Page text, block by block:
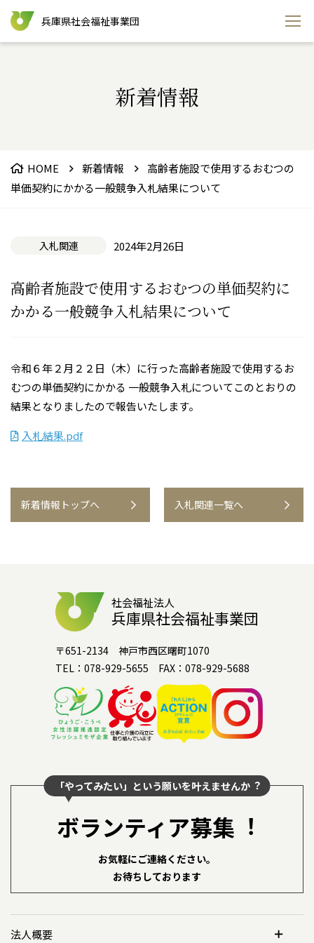
兵庫県社会福祉事業団
新着情報
HOME 新着情報
高齢者施設で使用するおむつの
単価契約にかかる一般競争入札結果について
入札関連 2024年2月26日
高齢者施設で使用するおむつの単価契約に
かかる一般競争入札結果について
令和６年２月２２日（木）に行った高齢者施設で使用するお
むつの単価契約にかかる 一般競争入札についてこのとおりの
結果となりましたので報告いたします。
入札結果.pdf
新着情報トップへ 入札関連一覧へ
社会福祉法人
兵庫県社会福祉事業団
〒651-2134 神戸市西区曙町1070
TEL：078-929-5655 FAX：078-929-5688
「やってみたい」という願いを叶えませんか︖
ボランティア募集︕
お気軽にご連絡ください。
お待ちしております
法人概要